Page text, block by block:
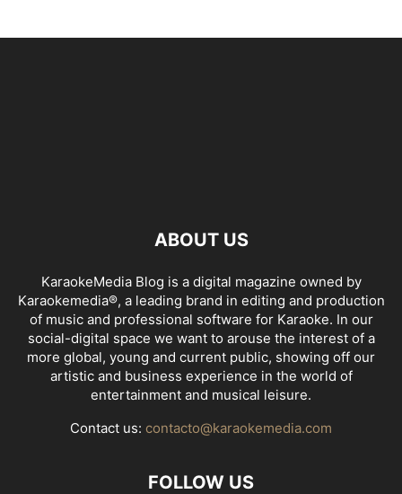
ABOUT US
KaraokeMedia Blog is a digital magazine owned by
Karaokemedia®, a leading brand in editing and production
of music and professional software for Karaoke. In our
social-digital space we want to arouse the interest of a
more global, young and current public, showing off our
artistic and business experience in the world of
entertainment and musical leisure.
Contact us: contacto@karaokemedia.com
FOLLOW US